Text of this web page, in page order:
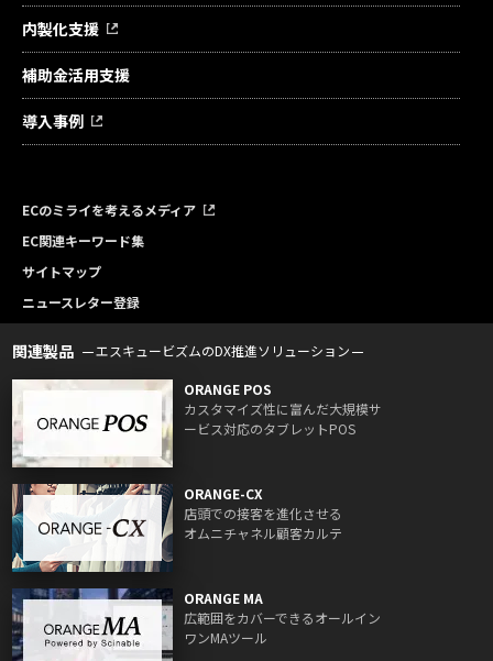
内製化支援
補助金活用支援
導入事例
ECのミライを考えるメディア
EC関連キーワード集
サイトマップ
ニュースレター登録
関連製品 エスキュービズムのDX推進ソリューション
ORANGE POS
カスタマイズ性に富んだ大規模サ
ービス対応のタブレットPOS
ORANGE-CX
店頭での接客を進化させる
オムニチャネル顧客カルテ
ORANGE MA
広範囲をカバーできるオールイン
ワンMAツール